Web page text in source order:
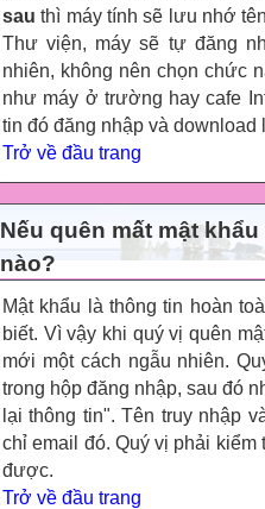
sau thì máy tính sẽ lưu nhớ
Thư viện, máy sẽ tự đăng
nhiên, không nên chọn chức
như máy ở trường hay cafe
tin đó đăng nhập và download
Trở về đầu trang
Nếu quên mất mật
nào?
Mật khẩu là thông tin hoàn
biết. Vì vậy khi quý vị quên
mới một cách ngẫu nhiên.
trong hộp đăng nhập, sau đó
lại thông tin". Tên truy nhập
chỉ email đó. Quý vị phải
được.
Trở về đầu trang